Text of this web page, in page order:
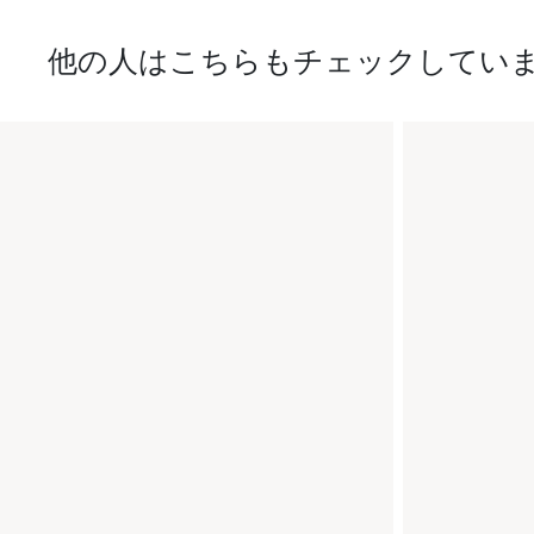
他の人はこちらもチェックしてい